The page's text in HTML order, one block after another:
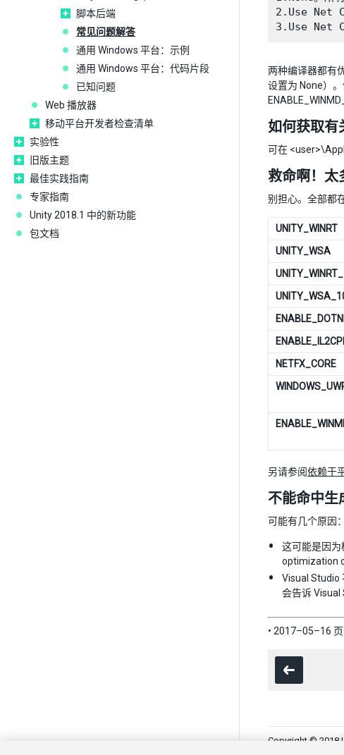
脚本后端
常见问题解答
通用 Windows 平台：示例
通用 Windows 平台：代码片段
已知问题
Web 播放器
移动平台开发者检查清单
实验性
旧版主题
最佳实践指南
专家指南
Unity 2018.1 中的新功能
包文档
2.Use Net
两种编译器都有
设置为 None）
如何获取有
可在
救命啊！太
别担心。全部都
UNITY_WINRT
UNITY_WSA
NETFX_CORE
另请参阅依赖于
不能命中生
可能有几个原因：
这可能是因为
optimization
Visual Studio
会告诉 Visual
• 2017–05–16
Copyright © 2018